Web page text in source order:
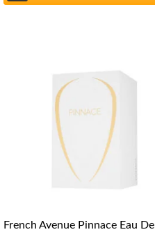
French Avenue Pinnace Eau De